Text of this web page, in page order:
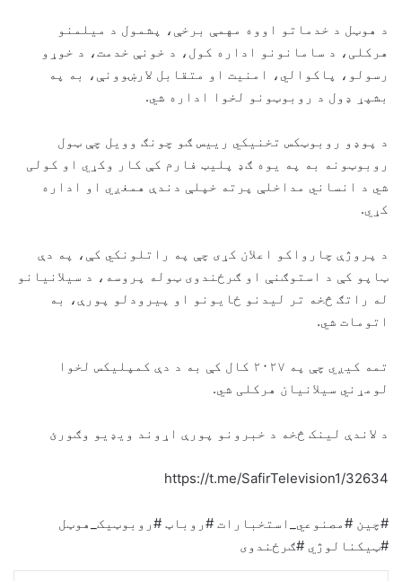
د هوټل د خدماتو اووه مهمې برخې، پشمول د میلمنو
هرکلی، د سامانونو اداره کول، د خونې خدمت، د خوړو
رسولو، پاکوالي، امنیت او متقابل لارښوونې، به په
بشپړ ډول د روبوټونو لخوا اداره شي.
د پوډو روبوټکس تخنیکي رییس ګو چونګ وویل چې ټول
روبوټونه به په یوه ګډ پلیټ فارم کې کار وکړي او کولی
شي د انساني مداخلې پرته خپلې دندې همغږي او اداره
کړي.
د پروژې چارواکو اعلان کړی چې په راتلونکي کې، په دې
ټاپو کې د استوګنې او ګرځندوی ټوله پروسه، د سیلانیانو
له راتګ څخه تر لیدنو ځایونو او پیرودلو پورې، به
اتومات شي.
تمه کیږي چې په ۲۰۲۷ کال کې به د دې کمپلیکس لخوا
لومړني سیلانیان هرکلی شي.
د لاندې لینک څخه د خبرونو پورې اړوند ویډیو وګورئ
https://t.me/SafirTelevision1/32634
#چین #مصنوعي_استخبارات #روباټ #روبوټیک_هوټل
#ټیکنالوژي #ګرځندوی